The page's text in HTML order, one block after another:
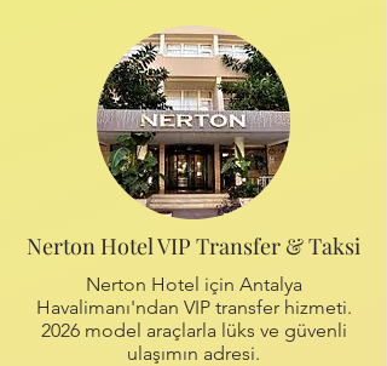
Nerton Hotel VIP Transfer & Taksi
Nerton Hotel için Antalya
Havalimanı'ndan VIP transfer hizmeti.
2026 model araçlarla lüks ve güvenli
ulaşımın adresi.